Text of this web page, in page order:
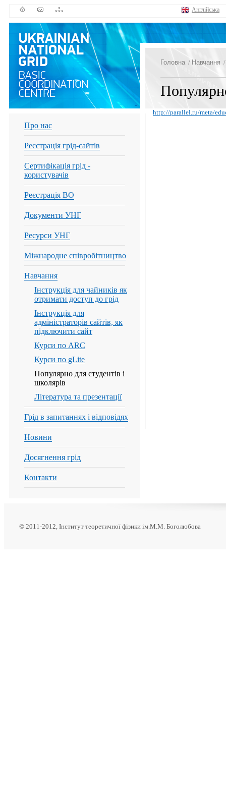
Англійська
Про нас
Реєстрація грід-сайтів
Сертифікація грід -
користувачів
Реєстрація ВО
Документи УНГ
Ресурси УНГ
Міжнародне співробітництво
Навчання
Інструкція для чайників як
отримати доступ до грід
Інструкція для
адміністраторів сайтів, як
підключити сайт
Курси по ARC
Курси по gLite
Популярно для студентів і
школярів
Література та презентації
Грід в запитаннях і відповідях
Новини
Досягнення грід
Контакти
Головна / Навчання
http://parallel.ru/meta/
© 2011-2012, Інститут теоретичної фізики ім.М.М. Боголюбова